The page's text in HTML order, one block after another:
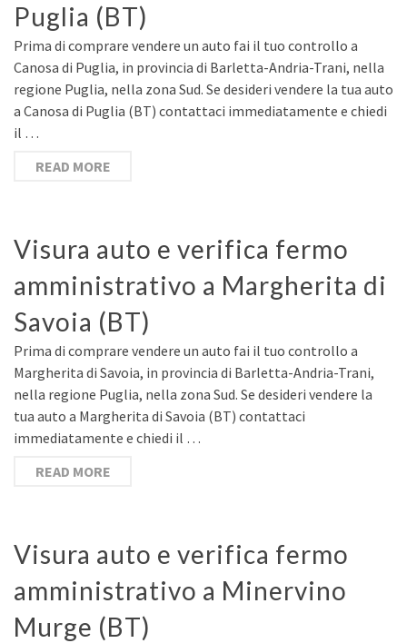
Puglia (BT)
Prima di comprare vendere un auto fai il tuo controllo a
Canosa di Puglia, in provincia di Barletta-Andria-Trani, nella
regione Puglia, nella zona Sud. Se desideri vendere la tua auto
a Canosa di Puglia (BT) contattaci immediatamente e chiedi
il …
READ MORE
Visura auto e verifica fermo
amministrativo a Margherita di
Savoia (BT)
Prima di comprare vendere un auto fai il tuo controllo a
Margherita di Savoia, in provincia di Barletta-Andria-Trani,
nella regione Puglia, nella zona Sud. Se desideri vendere la
tua auto a Margherita di Savoia (BT) contattaci
immediatamente e chiedi il …
READ MORE
Visura auto e verifica fermo
amministrativo a Minervino
Murge (BT)